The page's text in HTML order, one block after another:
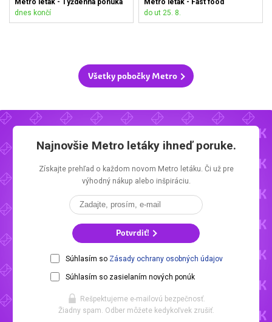
Metro leták - Týždenná ponuka
dnes končí
Metro leták - Fast food
do ut 25. 8.
Všetky pobočky Metro
Najnovšie Metro letákyihneď poruke.
Získajte prehľad o každom novom Metro letáku. Či už pre
výhodný nákup alebo inšpiráciu.
Potvrdiť!
Súhlasím so Zásady ochrany osobných údajov
Súhlasím so zasielaním nových ponúk
Rešpektujeme e-mailovú bezpečnosť.
Žiadny spam. Odber môžete kedykoľvek zrušiť.